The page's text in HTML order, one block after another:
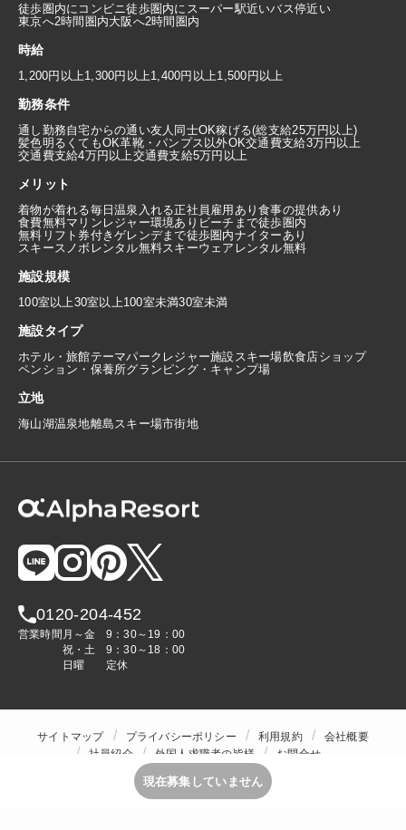
徒歩圏内にコンビニ徒歩圏内にスーパー駅近いバス停近い
東京へ2時間圏内大阪へ2時間圏内
時給
1,200円以上1,300円以上1,400円以上1,500円以上
勤務条件
通し勤務自宅からの通い友人同士OK稼げる(総支給25万円以上)
髪色明るくてもOK革靴・パンプス以外OK交通費支給3万円以上
交通費支給4万円以上交通費支給5万円以上
メリット
着物が着れる毎日温泉入れる正社員雇用あり食事の提供あり
食費無料マリンレジャー環境あり ビーチまで徒歩圏内
無料リフト券付きゲレンデまで徒歩圏内ナイターあり
スキースノボレンタル無料スキーウェアレンタル無料
施設規模
100室以上30室以上100室未満30室未満
施設タイプ
ホテル・旅館テーマパーク レジャー施設 スキー場飲食店ショップ
ペンション・保養所グランピング・キャンプ場
立地
海山湖温泉地離島 スキー場市街地
0120-204-452
営業時間 月～金
9：30～19：00
祝・土
9：30～18：00
日曜
定休
サイトマップ プライバシーポリシー 利用規約
会社概要
社員紹介
外国人求職者の皆様
お問合せ
現在募集していません